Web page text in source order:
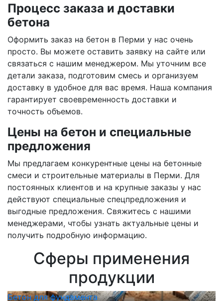
Процесс заказа и доставки
бетона
Оформить заказ на бетон в Перми у нас очень
просто. Вы можете оставить заявку на сайте или
связаться с нашим менеджером. Мы уточним все
детали заказа, подготовим смесь и организуем
доставку в удобное для вас время. Наша компания
гарантирует своевременность доставки и
точность объемов.
Цены на бетон и специальные
предложения
Мы предлагаем конкурентные цены на бетонные
смеси и строительные материалы в Перми. Для
постоянных клиентов и на крупные заказы у нас
действуют специальные спецпредложения и
выгодные предложения. Свяжитесь с нашими
менеджерами, чтобы узнать актуальные цены и
получить подробную информацию.
Сферы применения
продукции
Бетон для фундамента